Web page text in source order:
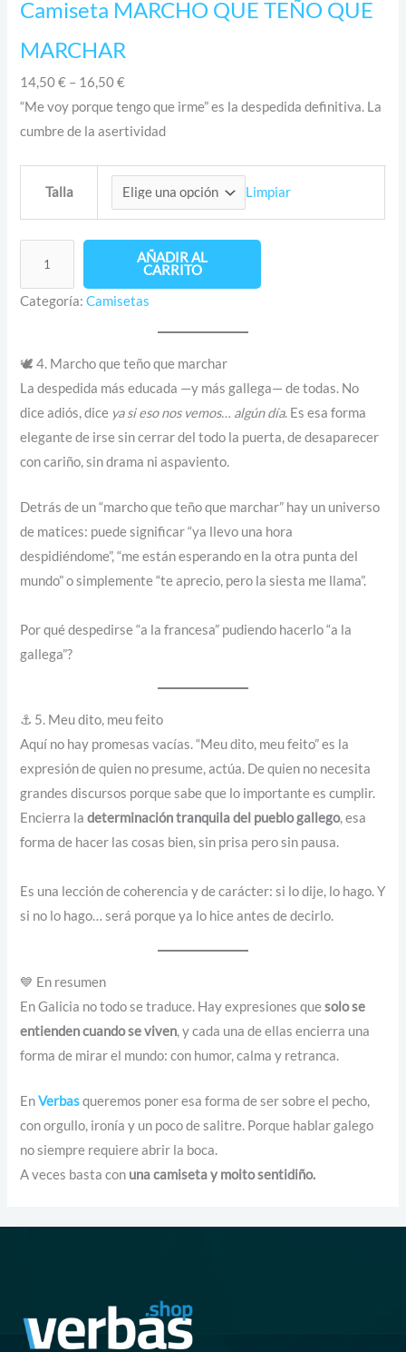
Camiseta MARCHO QUE TEÑO QUE
MARCHAR
14,50€ – 16,50€
“Me voy porque tengo que irme” es la despedida definitiva. La
cumbre de la asertividad
Talla Limpiar
AÑADIR AL
CARRITO
Categoría:Camisetas
🕊️ 4. Marcho que teño que marchar
La despedida más educada —y más gallega— de todas. No
dice adiós, dice ya si eso nos vemos… algún día. Es esa forma
elegante de irse sin cerrar del todo la puerta, de desaparecer
con cariño, sin drama ni aspaviento.
Detrás de un “marcho que teño que marchar” hay un universo
de matices: puede significar “ya llevo una hora
despidiéndome”, “me están esperando en la otra punta del
mundo” o simplemente “te aprecio, pero la siesta me llama”.
Por qué despedirse “a la francesa” pudiendo hacerlo “a la
gallega”?
⚓ 5. Meu dito, meu feito
Aquí no hay promesas vacías. “Meu dito, meu feito” es la
expresión de quien no presume, actúa. De quien no necesita
grandes discursos porque sabe que lo importante es cumplir.
Encierra ladeterminación tranquila del pueblo gallego, esa
forma de hacer las cosas bien, sin prisa pero sin pausa.
Es una lección de coherencia y de carácter: si lo dije, lo hago. Y
si no lo hago… será porque ya lo hice antes de decirlo.
💙 En resumen
En Galicia no todo se traduce. Hay expresiones quesolo se
entienden cuando se viven, y cada una de ellas encierra una
forma de mirar el mundo: con humor, calma y retranca.
EnVerbasqueremos poner esa forma de ser sobre el pecho,
con orgullo, ironía y un poco de salitre. Porque hablar galego
no siempre requiere abrir la boca.
A veces basta con una camiseta y moito sentidiño.